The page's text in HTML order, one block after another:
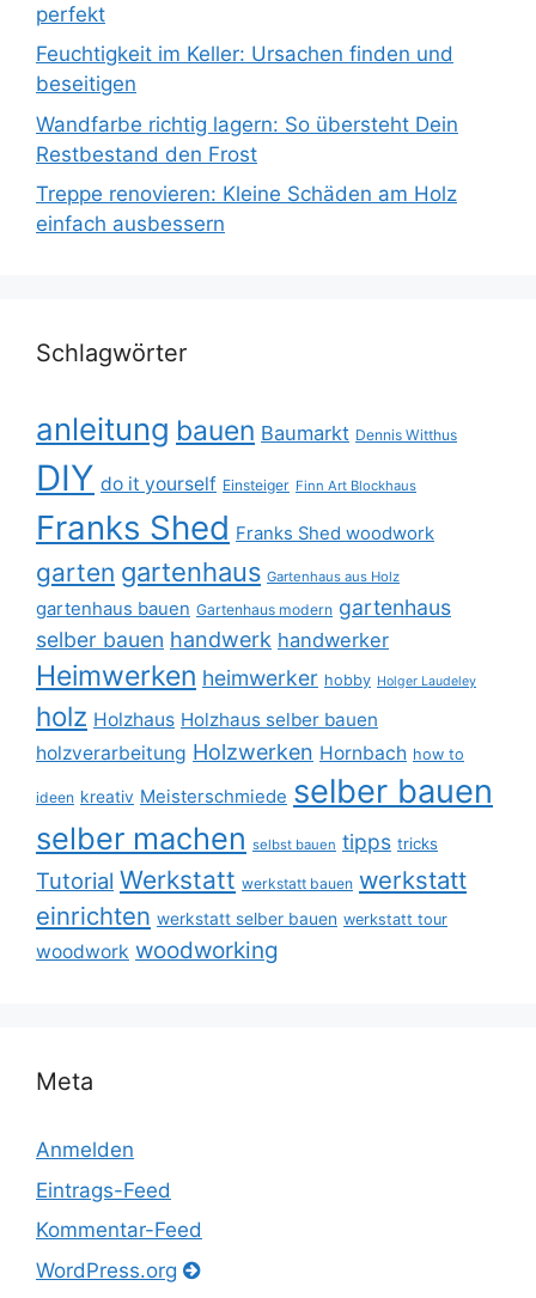
perfekt
Feuchtigkeit im Keller: Ursachen finden und
beseitigen
Wandfarbe richtig lagern: So übersteht Dein
Restbestand den Frost
Treppe renovieren: Kleine Schäden am Holz
einfach ausbessern
Schlagwörter
anleitung bauen Baumarkt Dennis Witthus
DIY do it yourself Einsteiger Finn Art Blockhaus
Franks Shed Franks Shed woodwork
garten gartenhaus Gartenhaus aus Holz
gartenhaus bauen Gartenhaus modern gartenhaus
selber bauen handwerk handwerker
Heimwerken heimwerker hobby Holger Laudeley
holz Holzhaus Holzhaus selber bauen
holzverarbeitung Holzwerken Hornbach how to
ideen kreativ Meisterschmiede selber bauen
selber machen selbst bauen tipps tricks
Tutorial Werkstatt werkstatt bauen werkstatt
einrichten werkstatt selber bauen werkstatt tour
woodwork woodworking
Meta
Anmelden
Eintrags-Feed
Kommentar-Feed
WordPress.org